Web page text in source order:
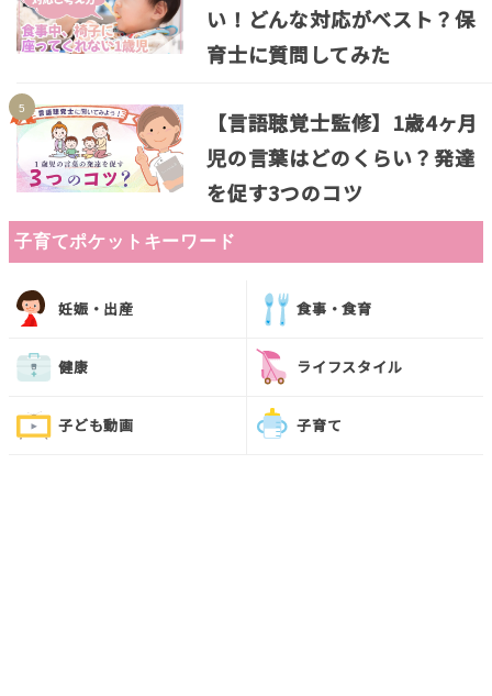
い！どんな対応がベスト？保
育士に質問してみた
【言語聴覚士監修】1歳4ヶ月
児の言葉はどのくらい？発達
を促す3つのコツ
子育てポケットキーワード
妊娠・出産 食事・食育
健康 ライフスタイル
子ども動画 子育て